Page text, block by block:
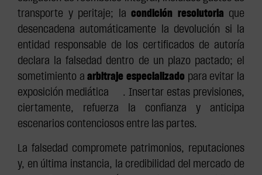
transporte y peritaje; la condición resolutoria que
desencadena automáticamente la devolución si la
entidad responsable de los certificados de autoría
declara la falsedad dentro de un plazo pactado; el
sometimiento aarbitraje especializado para evitar la
exposición mediática . Insertar estas previsiones,
ciertamente, refuerza la confianza y anticipa
escenarios contenciosos entre las partes.
La falsedad compromete patrimonios, reputaciones
y, en última instancia, la credibilidad del mercado de